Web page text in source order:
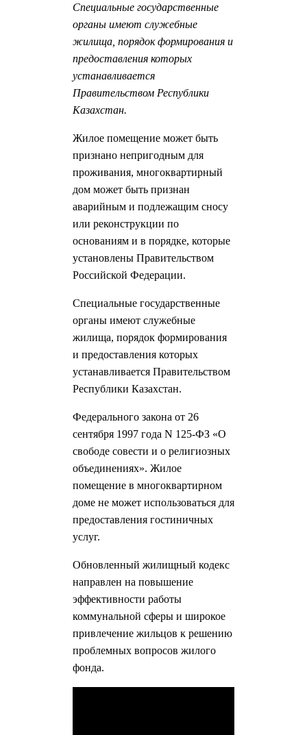
Специальные государственные
органы имеют служебные
жилища, порядок формирования и
предоставления которых
устанавливается
Правительством Республики
Казахстан.
Жилое помещение может быть
признано непригодным для
проживания, многоквартирный
дом может быть признан
аварийным и подлежащим сносу
или реконструкции по
основаниям и в порядке, которые
установлены Правительством
Российской Федерации.
Специальные государственные
органы имеют служебные
жилища, порядок формирования
и предоставления которых
устанавливается Правительством
Республики Казахстан.
Федерального закона от 26
сентября 1997 года N 125-ФЗ «О
свободе совести и о религиозных
объединениях». Жилое
помещение в многоквартирном
доме не может использоваться для
предоставления гостиничных
услуг.
Обновленный жилищный кодекс
направлен на повышение
эффективности работы
коммунальной сферы и широкое
привлечение жильцов к решению
проблемных вопросов жилого
фонда.